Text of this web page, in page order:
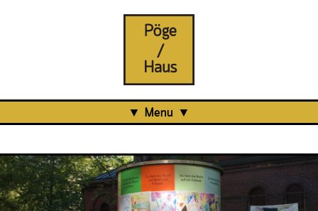
Menu
Projects
Über uns